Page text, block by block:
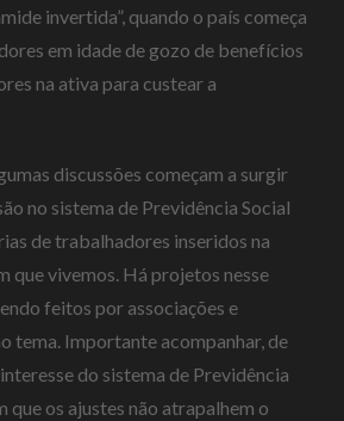
invertida”, quando o país começa
em idade de gozo de benefícios
na ativa para custear a
discussões começam a surgir
no sistema de Previdência Social
de trabalhadores inseridos na
que vivemos. Há projetos nesse
feitos por associações e
tema. Importante acompanhar, de
do sistema de Previdência
que os ajustes não atrapalhem o